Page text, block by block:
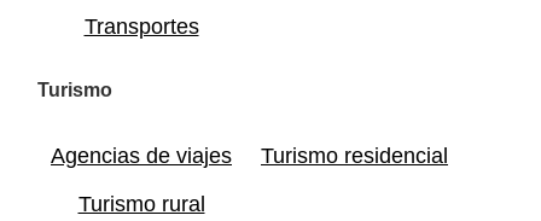
Transportes
Turismo
Agencias de viajes
Turismo residencial
Turismo rural